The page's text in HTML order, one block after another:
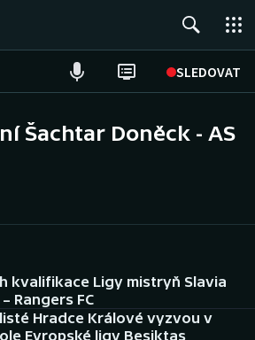
SLEDOVAT
Šachtar Doněck - AS
kvalifikace Ligy mistryň Slavia
Rangers FC
Hradce Králové vyzvou v
Evropské ligy Besiktas